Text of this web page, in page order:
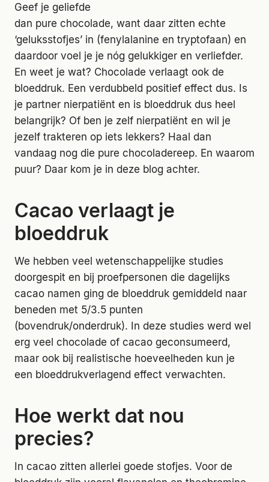
Geef je geliefde
dan pure chocolade, want daar zitten echte
‘geluksstofjes’ in (fenylalanine en tryptofaan) en
daardoor voel je je nóg gelukkiger en verliefder.
En weet je wat? Chocolade verlaagt ook de
bloeddruk. Een verdubbeld positief effect dus. Is
je partner nierpatiënt en is bloeddruk dus heel
belangrijk? Of ben je zelf nierpatiënt en wil je
jezelf trakteren op iets lekkers? Haal dan
vandaag nog die pure chocoladereep. En waarom
puur? Daar kom je in deze blog achter.
Cacao verlaagt je
bloeddruk
We hebben veel wetenschappelijke studies
doorgespit en bij proefpersonen die dagelijks
cacao namen ging de bloeddruk gemiddeld naar
beneden met 5/3.5 punten
(bovendruk/onderdruk). In deze studies werd wel
erg veel chocolade of cacao geconsumeerd,
maar ook bij realistische hoeveelheden kun je
een bloeddrukverlagend effect verwachten.
Hoe werkt dat nou
precies?
In cacao zitten allerlei goede stofjes. Voor de